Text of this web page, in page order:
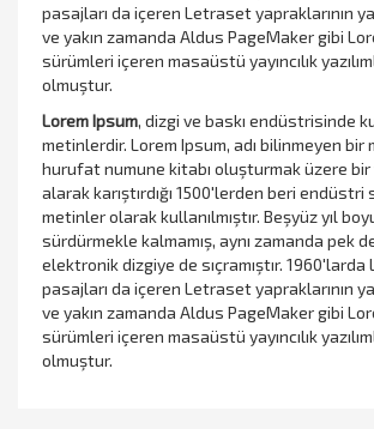
pasajları da içeren Letraset yapraklarının
ve yakın zamanda Aldus PageMaker gibi
sürümleri içeren masaüstü yayıncılık
olmuştur.
Lorem Ipsum, dizgi ve baskı endüstrisinde
metinlerdir. Lorem Ipsum, adı bilinmeyen bir
hurufat numune kitabı oluşturmak üzere bir
alarak karıştırdığı 1500'lerden beri
metinler olarak kullanılmıştır. Beşyüz yıl
sürdürmekle kalmamış, aynı zamanda pek
elektronik dizgiye de sıçramıştır. 1960'larda
pasajları da içeren Letraset yapraklarının
ve yakın zamanda Aldus PageMaker gibi
sürümleri içeren masaüstü yayıncılık
olmuştur.